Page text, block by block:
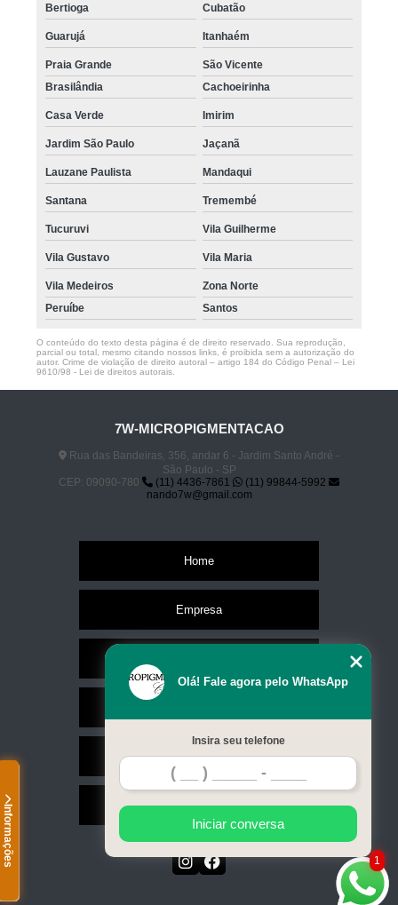
Informações
Bertioga
Cubatão
Guarujá Itanhaém
Praia Grande
São Vicente
Brasilândia
Cachoeirinha
Casa Verde Imirim
Jardim São Paulo Jaçanã
Lauzane Paulista Mandaqui
Santana Tremembé
Tucuruvi Vila Guilherme
Vila Gustavo Vila Maria
Vila Medeiros
Zona Norte
Peruíbe
Santos
O conteúdo do texto desta página é de direito reservado. Sua reprodução,
parcial ou total, mesmo citando nossos links, é proibida sem a autorização do
autor. Crime de violação de direito autoral – artigo 184 do Código Penal – Lei
9610/98 - Lei de direitos autorais
7W-MICROPIGMENTACAO
Rua das Bandeiras, 356, andar 6 - Jardim Santo André -
São Paulo - SP
CEP: 09090-780
(11) 4436-7861
(11) 99844-5992
nando7w@gmail.com
Home
Empresa
Contato
Mapa do site
1
Olá! Fale agora pelo WhatsApp
Insira seu telefone
Iniciar conversa